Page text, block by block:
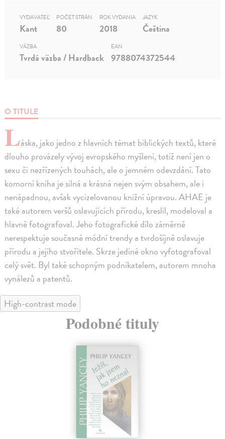
O TITULE
Láska, jako jedno z hlavních témat biblických textů, které
dlouho provázely vývoj evropského myšlení, totiž není jen o
sexu či nezřízených touhách, ale o jemném odevzdání. Tato
komorní kniha je silná a krásná nejen svým obsahem, ale i
nenápadnou, avšak vycizelovanou knižní úpravou. AHAE je
také autorem veršů oslavujících přírodu, kreslil, modeloval a
hlavně fotografoval. Jeho fotografické dílo záměrně
nerespektuje současné módní trendy a tvrdošíjně oslavuje
přírodu a jejího stvořitele. Skrze jediné okno vyfotografoval
celý svět. Byl také schopným podnikatelem, autorem mnoha
vynálezů a patentů.
VYDAVATEĽ
Kant
POČET STRÁN
80
ROK VYDANIA
2018
JAZYK
Čeština
VÄZBA
Tvrdá väzba / Hardback
EAN
9788074372544
High-contrast mode
Podobné tituly